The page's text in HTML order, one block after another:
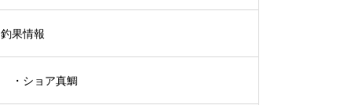
釣果情報
・ショア真鯛